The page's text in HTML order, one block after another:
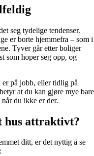
seg tydelige tendenser.
er borte hjemmefra – som i
Tyver går etter boliger
som hoper seg opp, og
på jobb, eller tidlig på
at du kan gjøre mye bare
du ikke er der.
hus attraktivt?
ditt, er det nyttig å se